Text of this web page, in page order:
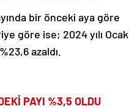
bir önceki aya göre
göre ise; 2024 yılı Ocak
azaldı.
PAYI %3,5 OLDU